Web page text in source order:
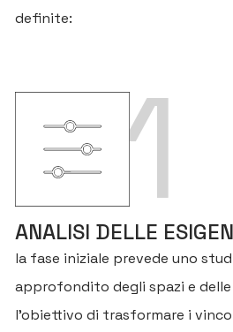
definite:
1
ANALISI DELLE
la fase iniziale prevede uno
approfondito degli spazi e
l’obiettivo di trasformare i